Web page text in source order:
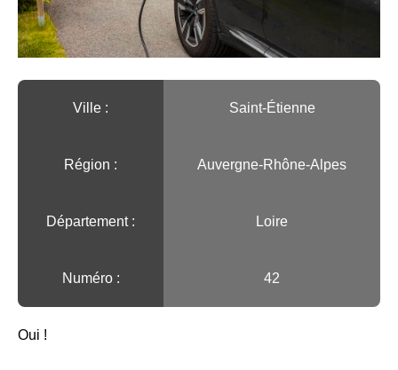
Ville :️ Saint-Étienne
Région :️ Auvergne-Rhône-Alpes
Département : Loire
Numéro : 42
Oui !